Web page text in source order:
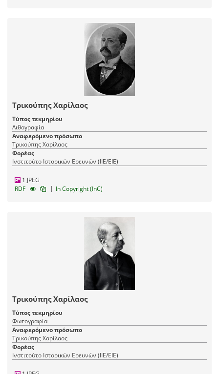
Τρικούπης Χαρίλαος
Τύπος τεκμηρίου
Λιθογραφία
Αναφερόμενο πρόσωπο
Τρικούπης Χαρίλαος
Φορέας
Ινστιτούτο Ιστορικών Ερευνών (ΙΙΕ/ΕΙΕ)
1 JPEG
RDF
| In Copyright (InC)
Τρικούπης Χαρίλαος
Τύπος τεκμηρίου
Φωτογραφία
Αναφερόμενο πρόσωπο
Τρικούπης Χαρίλαος
Φορέας
Ινστιτούτο Ιστορικών Ερευνών (ΙΙΕ/ΕΙΕ)